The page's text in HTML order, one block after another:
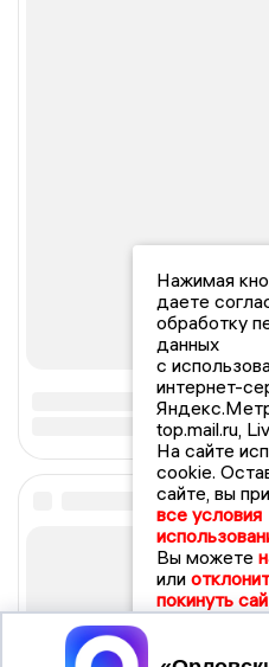
Нажимая
даете
обработку
данных
с
интернет-
top.mail.ru,
На сайте
cookie.
сайте, вы
все условия
Вы можете
или
покинуть